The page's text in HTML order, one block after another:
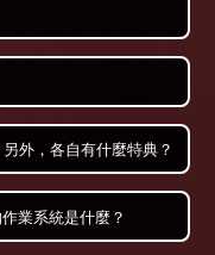
外，各自有什麼特典？
業系統是什麼？